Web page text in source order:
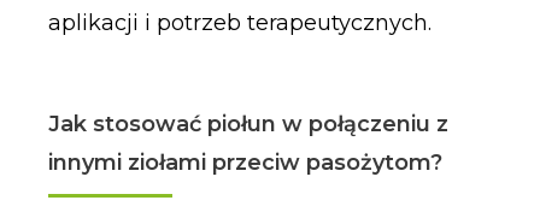
aplikacji i potrzeb terapeutycznych.
Jak stosować piołun w połączeniu z
innymi ziołami przeciw pasożytom?